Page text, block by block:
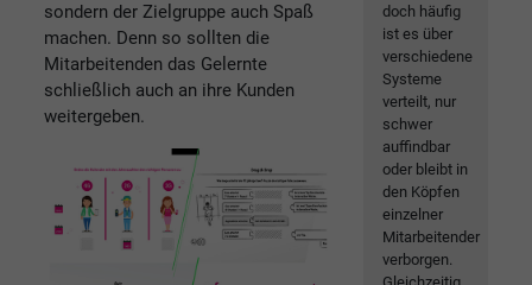
sondern der Zielgruppe auch Spaß
machen. Denn so sollten die
Mitarbeitenden das Gelernte
schließlich auch an ihre Kunden
weitergeben.
doch häufig
ist es über
verschiedene
Systeme
verteilt, nur
schwer
auffindbar
oder bleibt in
den Köpfen
einzelner
Mitarbeitender
verborgen.